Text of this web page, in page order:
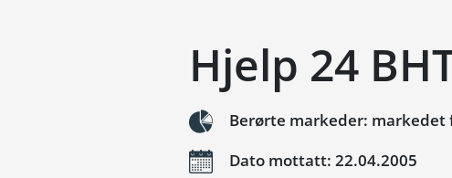
Hjelp 24
Berørte markeder:
Dato mottatt: 22.04.2005